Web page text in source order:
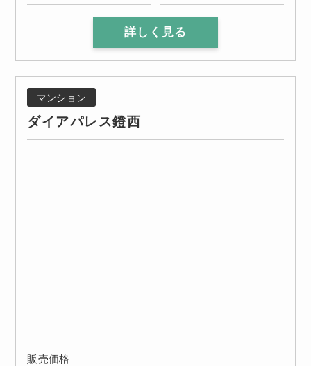
詳しく見る
マンション
ダイアパレス鐙西
販売価格